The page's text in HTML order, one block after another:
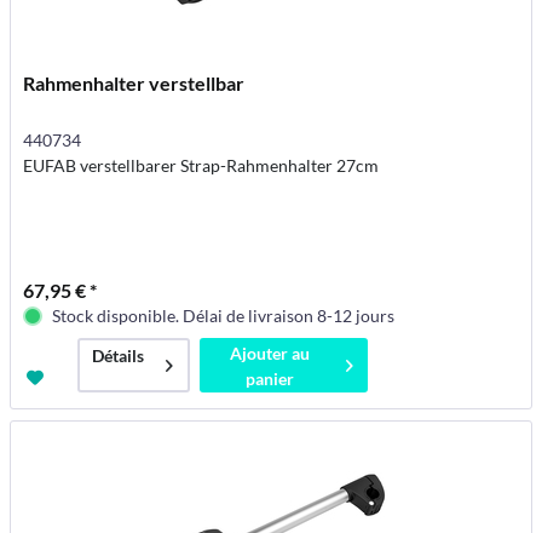
Rahmenhalter verstellbar
440734
EUFAB verstellbarer Strap-Rahmenhalter 27cm
67,95 € *
Stock disponible. Délai de livraison 8-12 jours
Détails
Ajouter au
panier